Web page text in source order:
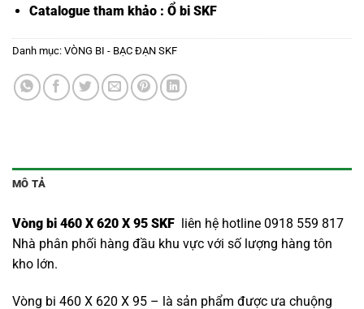
Catalogue tham khảo : Ổ bi SKF
Danh mục: VÒNG BI - BẠC ĐẠN SKF
MÔ TẢ
Vòng bi 460 X 620 X 95 SKF liên hệ hotline 0918 559 817
Nhà phân phối hàng đầu khu vực với số lượng hàng tôn
kho lớn.
Vòng bi 460 X 620 X 95 – là sản phẩm được ưa chuộng